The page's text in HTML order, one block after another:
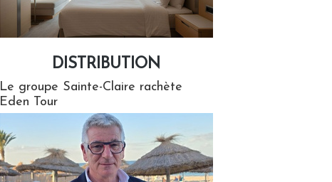
DISTRIBUTION
Le groupe Sainte-Claire rachète
Eden Tour